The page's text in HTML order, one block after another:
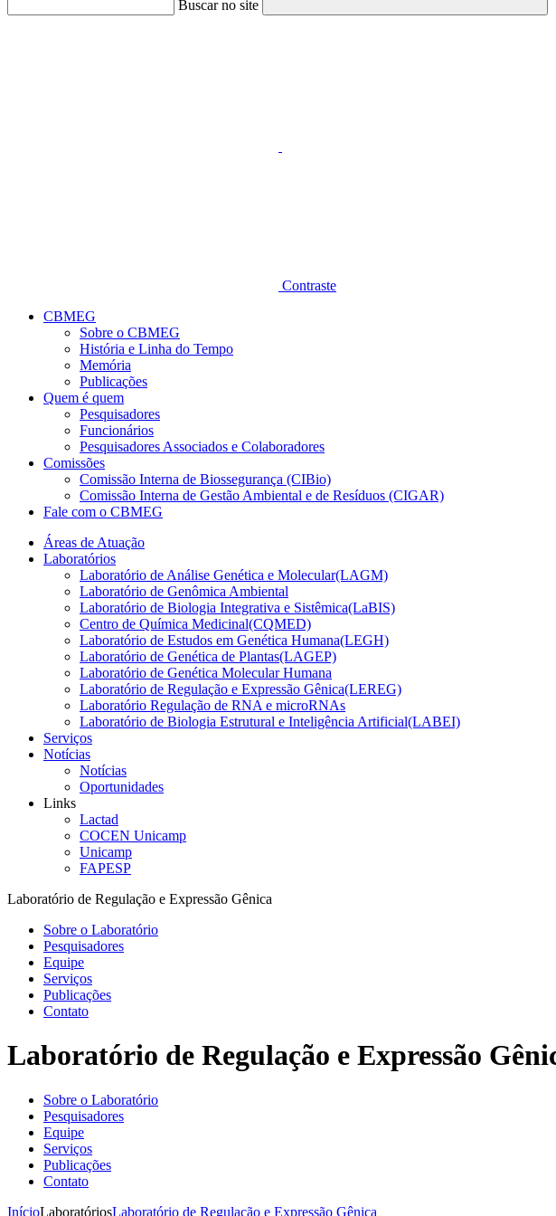
Buscar no site
Buscar
Contraste
CBMEG
Sobre o CBMEG
História e Linha do Tempo
Memória
Publicações
Quem é quem
Pesquisadores
Funcionários
Pesquisadores Associados e Colaboradores
Comissões
Comissão Interna de Biossegurança (CIBio)
Comissão Interna de Gestão Ambiental e de Resíduos (CIGAR)
Fale com o CBMEG
Áreas de Atuação
Laboratórios
Laboratório de Análise Genética e Molecular(LAGM)
Laboratório de Genômica Ambiental
Laboratório de Biologia Integrativa e Sistêmica(LaBIS)
Centro de Química Medicinal(CQMED)
Laboratório de Estudos em Genética Humana(LEGH)
Laboratório de Genética de Plantas(LAGEP)
Laboratório de Genética Molecular Humana
Laboratório de Regulação e Expressão Gênica(LEREG)
Laboratório Regulação de RNA e microRNAs
Laboratório de Biologia Estrutural e Inteligência Artificial(LABEI)
Serviços
Notícias
Notícias
Oportunidades
Links
Lactad
COCEN Unicamp
Unicamp
FAPESP
Laboratório de Regulação e Expressão Gênica
Sobre o Laboratório
Pesquisadores
Equipe
Serviços
Publicações
Contato
Laboratório de Regulação e Expressão
Sobre o Laboratório
Pesquisadores
Equipe
Serviços
Publicações
Contato
InícioLaboratóriosLaboratório de Regulação e Expressão Gênica